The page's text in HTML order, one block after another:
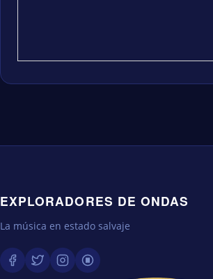
EXPLORADORES DE ONDAS
La música en estado salvaje